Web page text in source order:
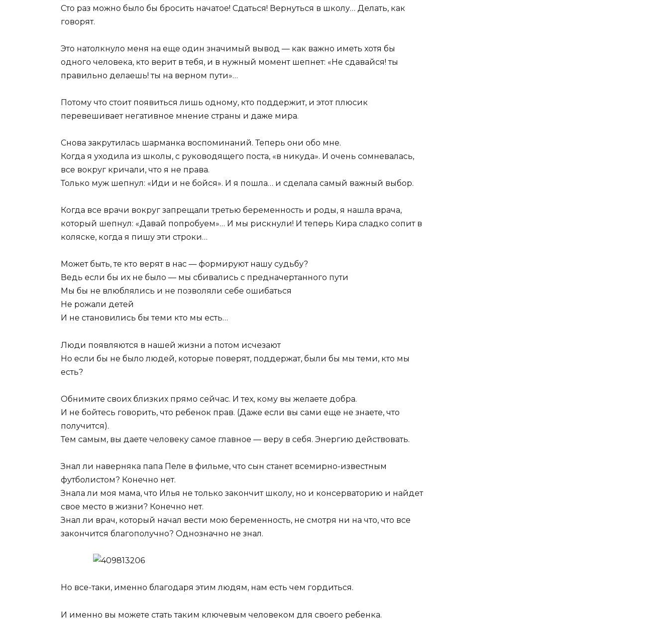
Сто раз можно было бы бросить начатое! Сдаться! Вернуться в школу… Делать, как
говорят.
Это натолкнуло меня на еще один значимый вывод — как важно иметь хотя бы
одного человека, кто верит в тебя, и в нужный момент шепнет: «Не сдавайся! ты
правильно делаешь! ты на верном пути»…
Потому что стоит появиться лишь одному, кто поддержит, и этот плюсик
перевешивает негативное мнение страны и даже мира.
Снова закрутилась шарманка воспоминаний. Теперь они обо мне.
Когда я уходила из школы, с руководящего поста, «в никуда». И очень сомневалась,
все вокруг кричали, что я не права.
Только муж шепнул: «Иди и не бойся». И я пошла… и сделала самый важный выбор.
Когда все врачи вокруг запрещали третью беременность и роды, я нашла врача,
который шепнул: «Давай попробуем»… И мы рискнули! И теперь Кира сладко сопит в
коляске, когда я пишу эти строки…
Может быть, те кто верят в нас — формируют нашу судьбу?
Ведь если бы их не было — мы сбивались с предначертанного пути
Мы бы не влюблялись и не позволяли себе ошибаться
Не рожали детей
И не становились бы теми кто мы есть…
Люди появляются в нашей жизни а потом исчезают
Но если бы не было людей, которые поверят, поддержат, были бы мы теми, кто мы
есть?
Обнимите своих близких прямо сейчас. И тех, кому вы желаете добра.
И не бойтесь говорить, что ребенок прав. (Даже если вы сами еще не знаете, что
получится).
Тем самым, вы даете человеку самое главное — веру в себя. Энергию действовать.
Знал ли наверняка папа Пеле в фильме, что сын станет всемирно-известным
футболистом? Конечно нет.
Знала ли моя мама, что Илья не только закончит школу, но и консерваторию и найдет
свое место в жизни? Конечно нет.
Знал ли врач, который начал вести мою беременность, не смотря ни на что, что все
закончится благополучно? Однозначно не знал.
Но все-таки, именно благодаря этим людям, нам есть чем гордиться.
И именно вы можете стать таким ключевым человеком для своего ребенка.